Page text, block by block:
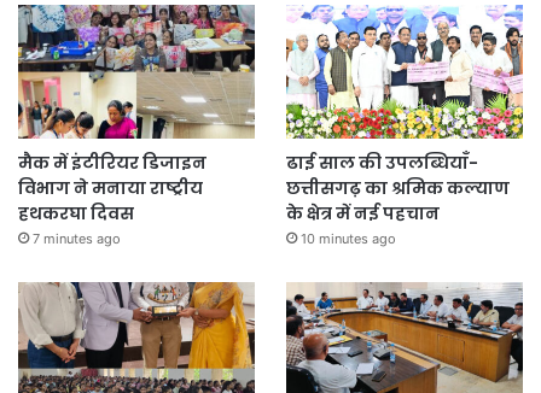
मैक में इंटीरियर डिजाइन
विभाग ने मनाया राष्ट्रीय
हथकरघा दिवस
7 minutes ago
ढाई साल की उपलब्धियाँ-
छत्तीसगढ़ का श्रमिक कल्याण
के क्षेत्र में नई पहचान
10 minutes ago